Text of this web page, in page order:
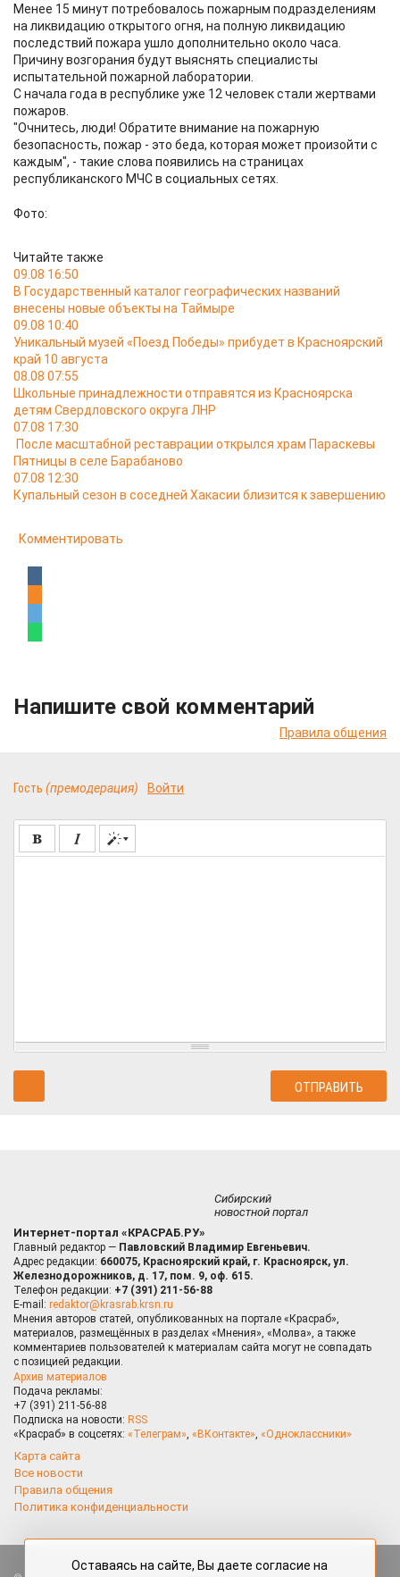
Менее 15 минут потребовалось пожарным подразделениям
на ликвидацию открытого огня, на полную ликвидацию
последствий пожара ушло дополнительно около часа.
Причину возгорания будут выяснять специалисты
испытательной пожарной лаборатории.
С начала года в республике уже 12 человек стали жертвами
пожаров.
"Очнитесь, люди! Обратите внимание на пожарную
безопасность, пожар - это беда, которая может произойти с
каждым", - такие слова появились на страницах
республиканского МЧС в социальных сетях.
Фото:
Читайте также
09.08 16:50
В Государственный каталог географических названий
внесены новые объекты на Таймыре
09.08 10:40
Уникальный музей «Поезд Победы» прибудет в Красноярский
край 10 августа
08.08 07:55
Школьные принадлежности отправятся из Красноярска
детям Свердловского округа ЛНР
07.08 17:30
После масштабной реставрации открылся храм Параскевы
Пятницы в селе Барабаново
07.08 12:30
Купальный сезон в соседней Хакасии близится к завершению
Комментировать
Напишите свой комментарий
Правила общения
Гость (премодерация) Войти
Сибирский
новостной портал
Интернет-портал «КРАСРАБ.РУ»
Главный редактор — Павловский Владимир Евгеньевич.
Адрес редакции: 660075, Красноярский край, г. Красноярск, ул.
Железнодорожников, д. 17, пом. 9, оф. 615.
Телефон редакции: +7 (391) 211-56-88
E-mail: redaktor@krasrab.krsn.ru
Мнения авторов статей, опубликованных на портале «Красраб»,
материалов, размещённых в разделах «Мнения», «Молва», а также
комментариев пользователей к материалам сайта могут не совпадать
с позицией редакции.
Архив материалов
Подача рекламы:
+7 (391) 211-56-88
Подписка на новости: RSS
«Красраб» в соцсетях: «Телеграм», «ВКонтакте», «Одноклассники»
Карта сайта
Все новости
Правила общения
Политика конфиденциальности
Оставаясь на сайте, Вы даете согласие на